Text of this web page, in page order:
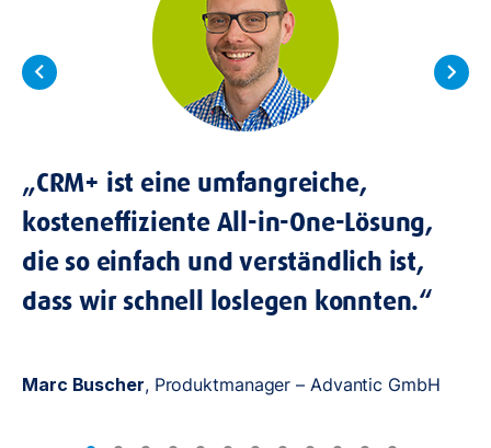
keyboard_arrow_left
„CRM+ ist eine umfangreiche,
kosteneffiziente All-in-One-Lösung,
die so einfach und verständlich ist,
dass wir schnell loslegen konnten.“
Marc Buscher, Produktmanager – Advantic GmbH
keyboard_arrow_right